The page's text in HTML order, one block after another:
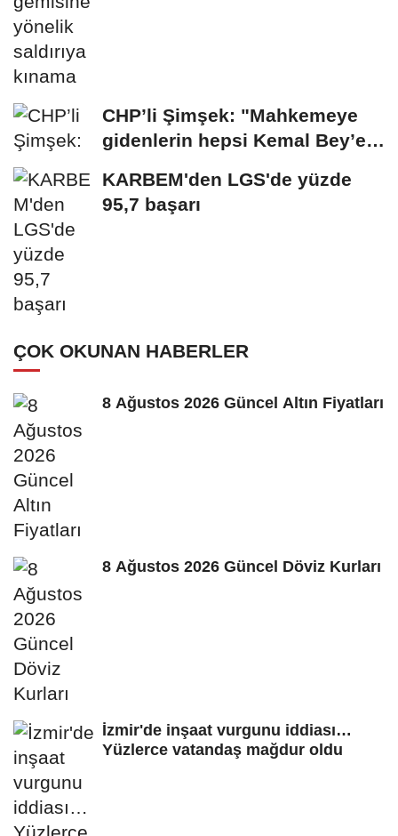
CHP’li Şimşek: "Mahkemeye
gidenlerin hepsi Kemal Bey’e
KARBEM'den LGS'de yüzde
95,7 başarı
ÇOK OKUNAN HABERLER
8 Ağustos 2026 Güncel Altın Fiyatları
8 Ağustos 2026 Güncel Döviz Kurları
İzmir'de inşaat vurgunu iddiası…
Yüzlerce vatandaş mağdur oldu